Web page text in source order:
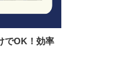
でOK！効率